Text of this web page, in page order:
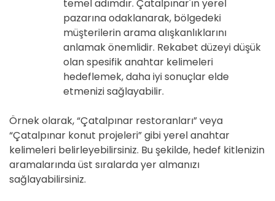
temel adımdır. Çatalpınar'ın yerel
pazarına odaklanarak, bölgedeki
müşterilerin arama alışkanlıklarını
anlamak önemlidir. Rekabet düzeyi düşük
olan spesifik anahtar kelimeleri
hedeflemek, daha iyi sonuçlar elde
etmenizi sağlayabilir.
Örnek olarak, “Çatalpınar restoranları” veya
“Çatalpınar konut projeleri” gibi yerel anahtar
kelimeleri belirleyebilirsiniz. Bu şekilde, hedef kitlenizin
aramalarında üst sıralarda yer almanızı
sağlayabilirsiniz.